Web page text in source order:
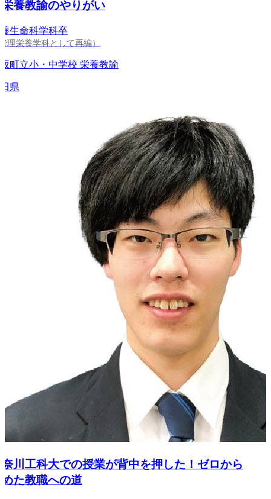
教諭のやりがい
命科学科卒
栄養学科として再編）
立小・中学校 栄養教諭
工科大での授業が背中を押した！ゼロから
教職への道